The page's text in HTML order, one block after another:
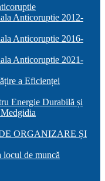
Anticoruptie 2012-
Anticoruptie 2016-
Anticoruptie 2021-
a Eficienței
Energie Durabilă și
ORGANIZARE ȘI
locul de muncă